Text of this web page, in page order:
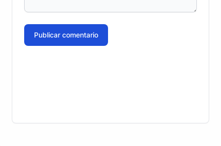
Publicar comentario